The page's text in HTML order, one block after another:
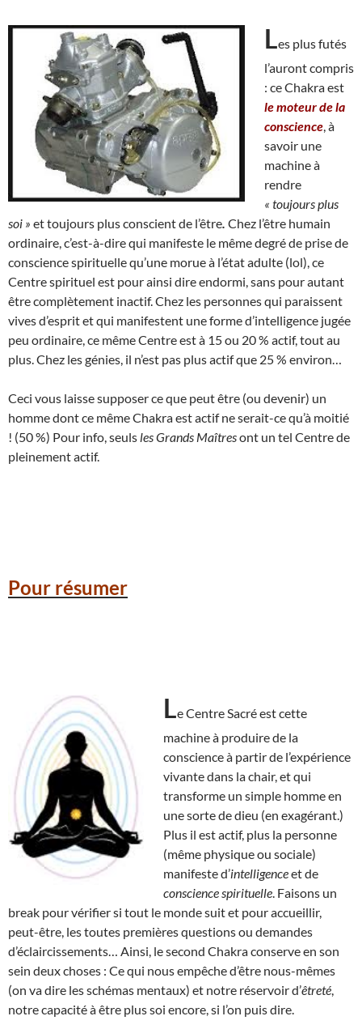
Les plus futés
l’auront compris
: ce Chakra est
le moteur de la
conscience , à
savoir une
machine à
rendre
« toujours plus
soi » et toujours plus conscient de l’être Chez l’être humain
ordinaire, c’est-à-dire qui manifeste le même degré de prise de
conscience spirituelle qu’une morue à l’état adulte (lol), ce
Centre spirituel est pour ainsi dire endormi, sans pour autant
être complètement inactif. Chez les personnes qui paraissent
vives d’esprit et qui manifestent une forme d’intelligence jugée
peu ordinaire, ce même Centre est à 15 ou 20 % actif, tout au
plus. Chez les génies, il n’est pas plus actif que 25 % environ…
Ceci vous laisse supposer ce que peut être (ou devenir) un
homme dont ce même Chakra est actif ne serait-ce qu’à moitié
! (50 %) Pour info, seuls les Grands Maîtresont un tel Centre de
pleinement actif.
Pour résumer
Le Centre Sacré est cette
machine à produire de la
conscience à partir de l’expérience
vivante dans la chair, et qui
transforme un simple homme en
une sorte de dieu (en exagérant.)
Plus il est actif, plus la personne
(même physique ou sociale)
manifeste d’intelligenceet de
conscience spirituelle . Faisons un
break pour vérifier si tout le monde suit et pour accueillir,
peut-être, les toutes premières questions ou demandes
d’éclaircissements… Ainsi, le second Chakra conserve en son
sein deux choses : Ce qui nous empêche d’être nous-mêmes
(on va dire les schémas mentaux) et notre réservoir d’êtreté
notre capacité à être plus soi encore, si l’on puis dire.